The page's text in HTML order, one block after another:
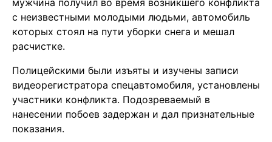
мужчина получил во время возникшего конфликта
с неизвестными молодыми людьми, автомобиль
которых стоял на пути уборки снега и мешал
расчистке.
Полицейскими были изъяты и изучены записи
видеорегистратора спецавтомобиля, установлены
участники конфликта. Подозреваемый в
нанесении побоев задержан и дал признательные
показания.